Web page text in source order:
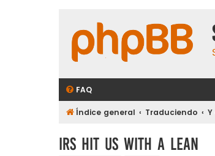
FAQ
Índice general Traduciendo
IRS hit us with a lean